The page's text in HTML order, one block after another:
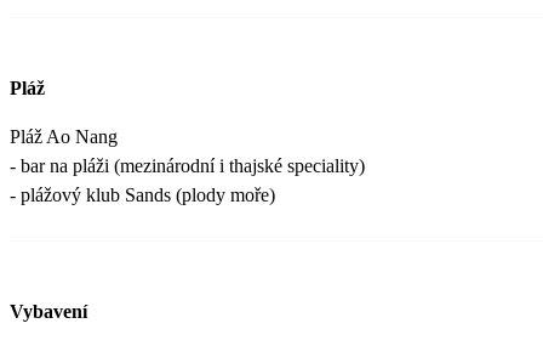
Pláž
Pláž Ao Nang
- bar na pláži (mezinárodní i thajské speciality)
- plážový klub Sands (plody moře)
Vybavení